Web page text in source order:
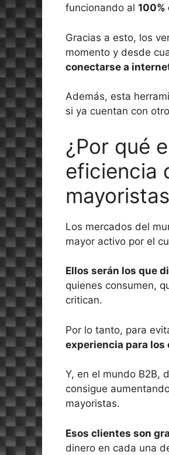
funcionando al 100%
Gracias a esto, los
momento y desde
conectarse a
Además, esta
si ya cuentan con
¿Por qué
eficiencia
Los mercados del
mayor activo por el
Ellos serán los que
quienes consumen,
critican.
Por lo tanto, para
experiencia para los
Y, en el mundo B2B,
consigue
mayoristas.
Esos clientes son
dinero en cada una